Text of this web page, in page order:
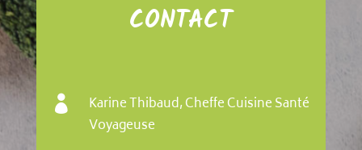
CONTACT

Karine Thibaud, Cheffe Cuisine Santé
Voyageuse